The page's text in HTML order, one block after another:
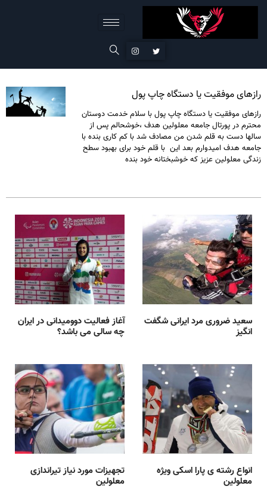
رازهای موفقیت یا دستگاه چاپ پول
رازهای موفقیت یا دستگاه چاپ پول با سلام خدمت دوستان
محترم در پورتال جامعه معلولین هدف ،خوشحالم پس از
سالها دست به قلم شدن من مصادف شد با کم کاری بنده با
جامعه هدف امیدوارم بعد این با قلم خود برای بهبود سطح
زندگی معلولین عزیز که خوشبختانه خود بنده
آغاز فعالیت دوومیدانی در ایران
چه سالی می باشد؟
سعید ضروری مرد ایرانی شگفت
انگیز
تجهیزات مورد نیاز تیراندازی
معلولین
انواع رشته ی پارا اسکی ویژه
معلولین